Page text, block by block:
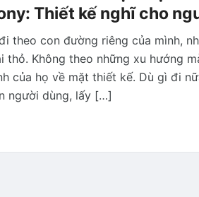
Thiết kế nghĩ cho
theo con đường riêng của mình,
thỏ. Không theo những xu hướng
của họ về mặt thiết kế. Dù gì đi
người dùng, lấy […]